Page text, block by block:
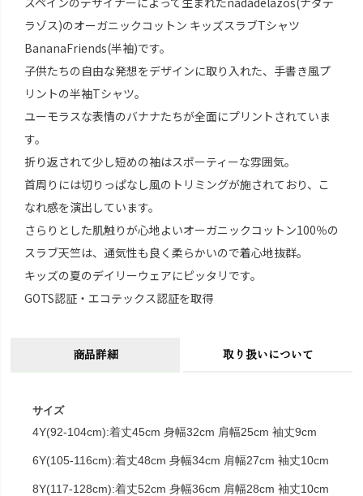
ラゾス)のオーガニックコットン キッズスラブTシャツ
BananaFriends(半袖)です。
子供たちの自由な発想をデザインに取り入れた、手書き風プ
リントの半袖Tシャツ。
ユーモラスな表情のバナナたちが全面にプリントされていま
す。
折り返されて少し短めの袖はスポーティーな雰囲気。
首周りには切りっぱなし風のトリミングが施されており、こ
なれ感を演出しています。
さらりとした肌触りが心地よいオーガニックコットン100％の
スラブ天竺は、通気性も良く柔らかいので着心地抜群。
キッズの夏のデイリーウェアにピッタリです。
GOTS認証・エコテックス認証を取得
商品詳細 取り扱いについて
サイズ
4Y(92-104cm):着丈45cm 身幅32cm 肩幅25cm 袖丈9cm
6Y(105-116cm):着丈48cm 身幅34cm 肩幅27cm 袖丈10cm
8Y(117-128cm):着丈52cm 身幅36cm 肩幅28cm 袖丈10cm